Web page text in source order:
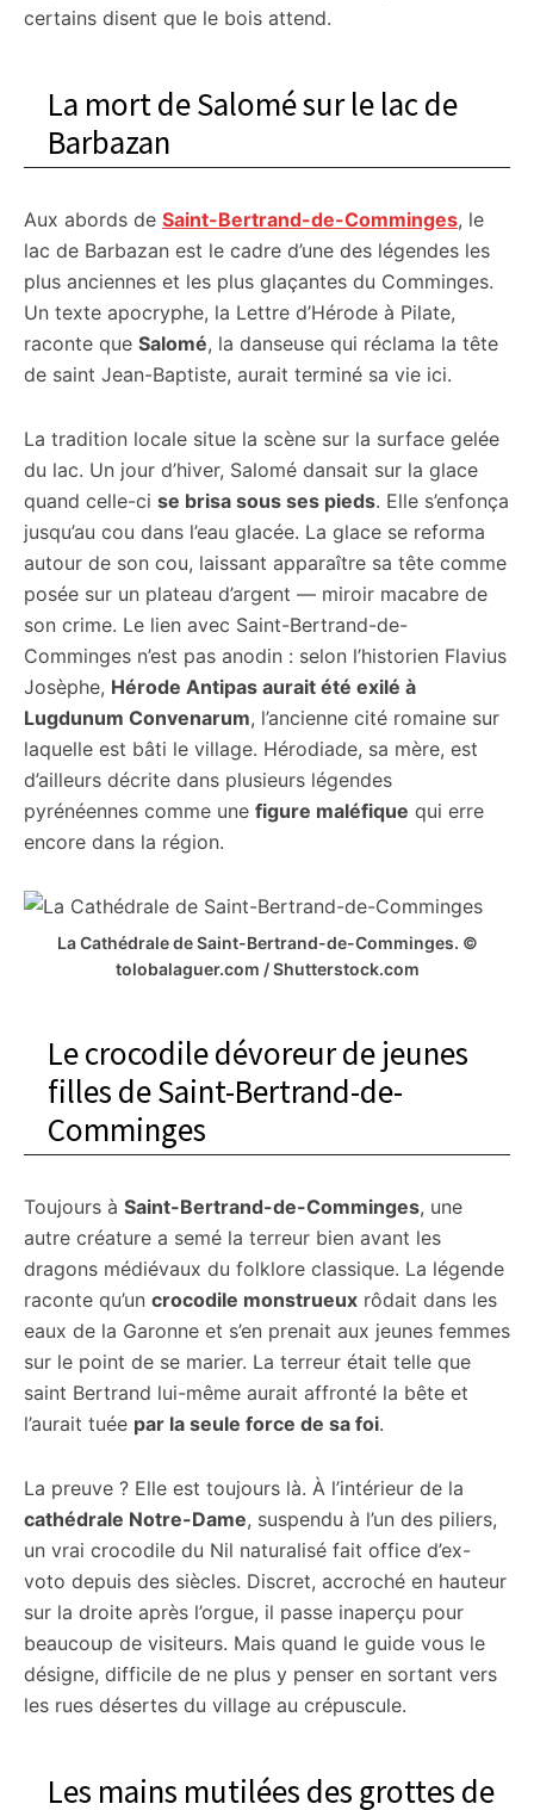
certains disent que le bois attend.
La mort de Salomé sur le lac de
Barbazan
Aux abords de Saint-Bertrand-de-Comminges, le
lac de Barbazan est le cadre d’une des légendes les
plus anciennes et les plus glaçantes du Comminges.
Un texte apocryphe, la Lettre d’Hérode à Pilate,
raconte que Salomé, la danseuse qui réclama la tête
de saint Jean-Baptiste, aurait terminé sa vie ici.
La tradition locale situe la scène sur la surface gelée
du lac. Un jour d’hiver, Salomé dansait sur la glace
quand celle-ci se brisa sous ses pieds. Elle s’enfonça
jusqu’au cou dans l’eau glacée. La glace se reforma
autour de son cou, laissant apparaître sa tête comme
posée sur un plateau d’argent — miroir macabre de
son crime. Le lien avec Saint-Bertrand-de-
Comminges n’est pas anodin : selon l’historien Flavius
Josèphe, Hérode Antipas aurait été exilé à
Lugdunum Convenarum, l’ancienne cité romaine sur
laquelle est bâti le village. Hérodiade, sa mère, est
d’ailleurs décrite dans plusieurs légendes
pyrénéennes comme une figure maléfique qui erre
encore dans la région.
La Cathédrale de Saint-Bertrand-de-Comminges. ©
tolobalaguer.com / Shutterstock.com
Le crocodile dévoreur de jeunes
filles de Saint-Bertrand-de-
Comminges
Toujours à Saint-Bertrand-de-Comminges, une
autre créature a semé la terreur bien avant les
dragons médiévaux du folklore classique. La légende
raconte qu’un crocodile monstrueux rôdait dans les
eaux de la Garonne et s’en prenait aux jeunes femmes
sur le point de se marier. La terreur était telle que
saint Bertrand lui-même aurait affronté la bête et
l’aurait tuée par la seule force de sa foi.
La preuve ? Elle est toujours là. À l’intérieur de la
cathédrale Notre-Dame, suspendu à l’un des piliers,
un vrai crocodile du Nil naturalisé fait office d’ex-
voto depuis des siècles. Discret, accroché en hauteur
sur la droite après l’orgue, il passe inaperçu pour
beaucoup de visiteurs. Mais quand le guide vous le
désigne, difficile de ne plus y penser en sortant vers
les rues désertes du village au crépuscule.
Les mains mutilées des grottes de